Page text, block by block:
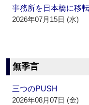
事務所を日本橋に移
2026年07月15日 (水)
無季言
三つのPUSH
2026年08月07日 (金)